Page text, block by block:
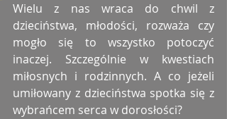
Wielu z nas wraca do chwil z
dzieciństwa, młodości, rozważa czy
mogło się to wszystko potoczyć
inaczej. Szczególnie w kwestiach
miłosnych i rodzinnych. A co jeżeli
umiłowany z dzieciństwa spotka się z
wybrańcem serca w dorosłości?